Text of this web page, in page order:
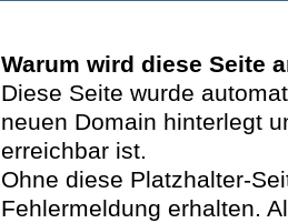
Warum wird diese Seite
Diese Seite wurde
neuen Domain hinterlegt
erreichbar ist.
Ohne diese Platzhalter-
Fehlermeldung erhalten.